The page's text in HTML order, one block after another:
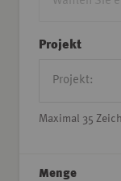
Projekt
Maximal 35
Menge